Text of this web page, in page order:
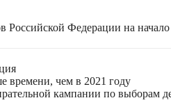
Российской Федерации на
времени, чем в 2021 году
кампании по